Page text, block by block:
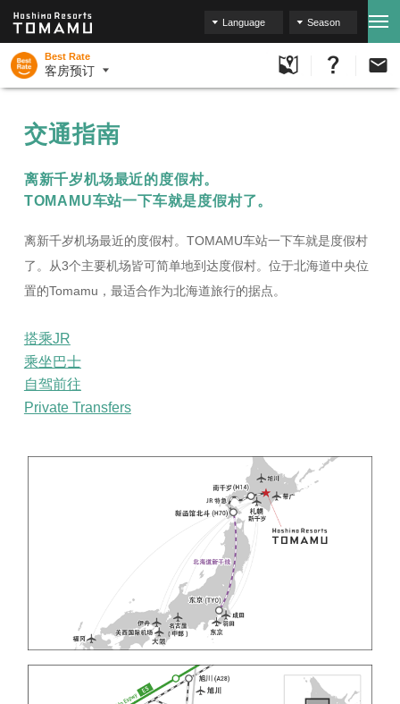
Language Season
Best Rate
客房预订
交通指南
离新千岁机场最近的度假村。
TOMAMU车站一下车就是度假村了。
离新千岁机场最近的度假村。TOMAMU车站一下车就是度假村
了。从3个主要机场皆可简单地到达度假村。位于北海道中央位
置的Tomamu，最适合作为北海道旅行的据点。
搭乘JR
乘坐巴士
自驾前往
Private Transfers